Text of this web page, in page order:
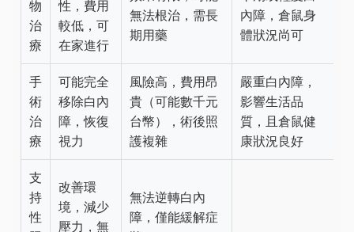
物
治
療
性，費用
較低，可
在家進行
無法根治，需長
期用藥
內障，倉鼠身
體狀況尚可
手
術
治
療
可能完全
移除白內
障，恢復
視力
風險高，費用昂
貴（可能數千元
台幣），術後照
護複雜
嚴重白內障，
影響生活品
質，且倉鼠健
康狀況良好
支
持
性
改善環
境，減少
壓力，無
無法逆轉白內
障，僅能緩解症